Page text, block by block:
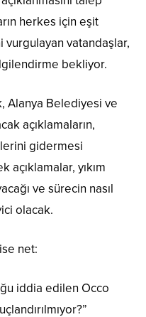
herkes için eşit
vatandaşlar,
bekliyor.
Alanya Belediyesi ve
açıklamaların,
gidermesi
yıkım
ve sürecin nasıl
olacak.
net:
iddia edilen Occo